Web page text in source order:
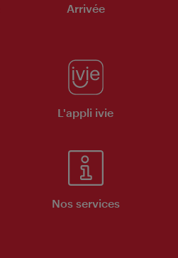
Arrivée
L'appli ivie
Nos services